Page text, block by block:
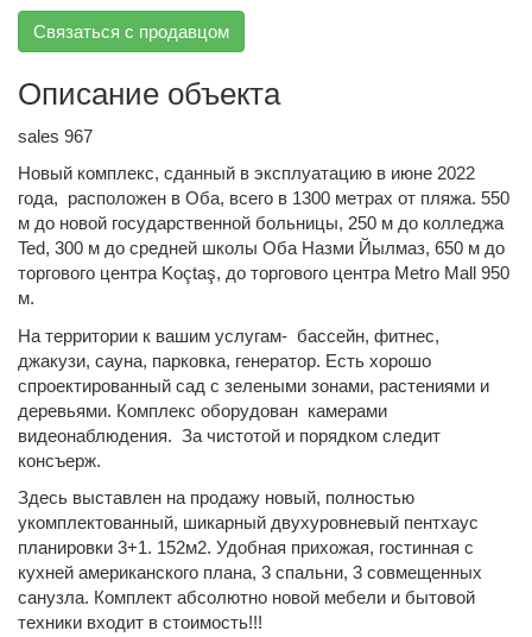
Связаться с продавцом
Описание объекта
sales 967
Новый комплекс, сданный в эксплуатацию в июне 2022
года, расположен в Оба, всего в 1300 метрах от пляжа. 550
м до новой государственной больницы, 250 м до колледжа
Ted, 300 м до средней школы Оба Назми Йылмаз, 650 м до
торгового центра Koçtaş, до торгового центра Metro Mall 950
м.
На территории к вашим услугам- бассейн, фитнес,
джакузи, сауна, парковка, генератор. Есть хорошо
спроектированный сад с зелеными зонами, растениями и
деревьями. Комплекс оборудован камерами
видеонаблюдения. За чистотой и порядком следит
консъерж.
Здесь выставлен на продажу новый, полностью
укомплектованный, шикарный двухуровневый пентхаус
планировки 3+1. 152м2. Удобная прихожая, гостинная с
кухней американского плана, 3 спальни, 3 совмещенных
санузла. Комплект абсолютно новой мебели и бытовой
техники входит в стоимость!!!